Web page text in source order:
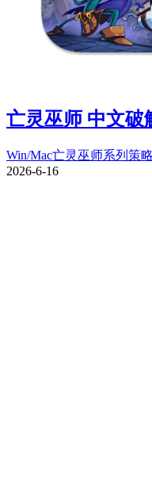
亡灵巫师 中文破
Win/Mac亡灵巫师系列 策
2026-6-16